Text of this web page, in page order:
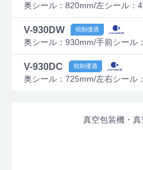
奥シール：820mm/左シール：
V-930DW
奥シール：930mm/手前シール
V-930DC
奥シール：725mm/左右シール
真空包装機・